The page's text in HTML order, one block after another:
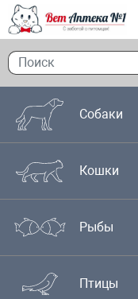
Собаки
Кошки
Рыбы
Птицы